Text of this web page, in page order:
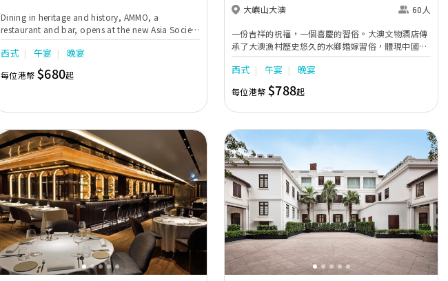
Dining in heritage and history, AMMO, a
restaurant and bar, opens at the new Asia Society
Hong Kong Center in Admiralty. In a setting
unmatched anywhere in Hong Kong, AMMO
draws inspiration from the historical,
architectural and cultural significance of its
mid-19th century, the site underwent a
conversion by renowned New York-based
architects Tod Williams and Billie Tsien and is
now the Asia Society Hong Kong Center.
西式 午宴 晚宴
每位港幣 $680起
大嶼山大澳 60人
一份吉祥的祝福，一個喜慶的習俗。大澳文物酒店傳
承了大澳漁村歷史悠久的水鄉婚嫁習俗，體現中國傳
統的喜慶同歡，並揉合西方的結婚儀式，成就與眾不
同的浪漫婚禮。酒店提供西式婚禮的雞尾酒會、午宴
或晚宴套餐，可容納約30-60人，新人更可乘坐酒店
設計的懷舊舢舨遊歷大澳漁村及拍攝結婚照，感受水
鄉婚嫁習俗的喜慶同歡。為了推廣文物歷史建築的保
持拓展大澳社區保育工作。
西式 午宴 晚宴
每位港幣 $788起
Previous Next Previous Next